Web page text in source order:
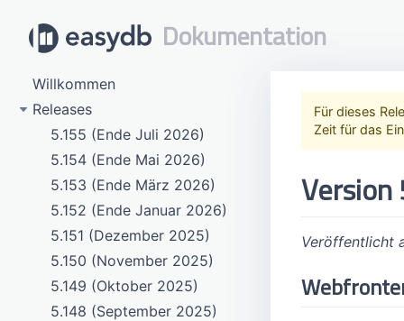
Dokumentation
Willkommen
Releases
5.155 (Ende Juli 2026)
5.154 (Ende Mai 2026)
5.153 (Ende März 2026)
5.152 (Ende Januar 2026)
5.151 (Dezember 2025)
5.150 (November 2025)
5.149 (Oktober 2025)
5.148 (September 2025)
Für dieses
Zeit für das
Version
Veröffentlicht